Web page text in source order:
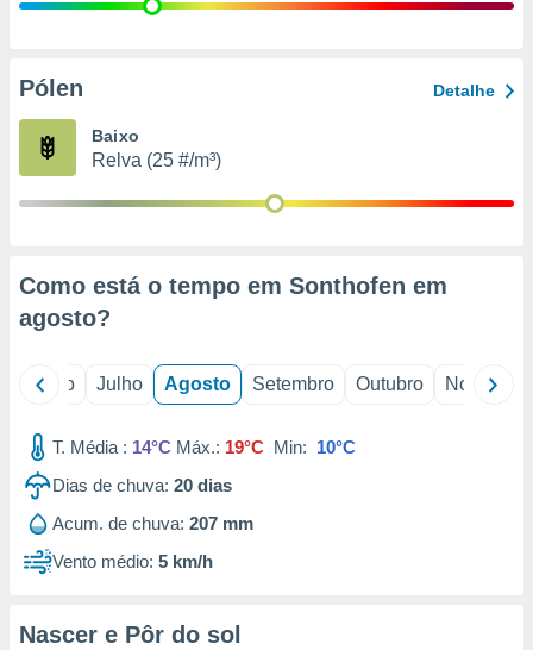
e
de
Pólen Detalhe
Baixo
Relva (25 #/m³)
Como está o tempo em Sonthofen em
agosto?
Junho Julho Agosto Setembro Outubro Novembro
T. Média : 14°C Máx.: 19°C Min: 10°C
Dias de chuva: 20 dias
Acum. de chuva: 207 mm
Vento médio: 5 km/h
Nascer e Pôr do sol